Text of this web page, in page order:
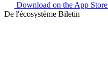
Download on the App Store
De l'écosystème Biletin